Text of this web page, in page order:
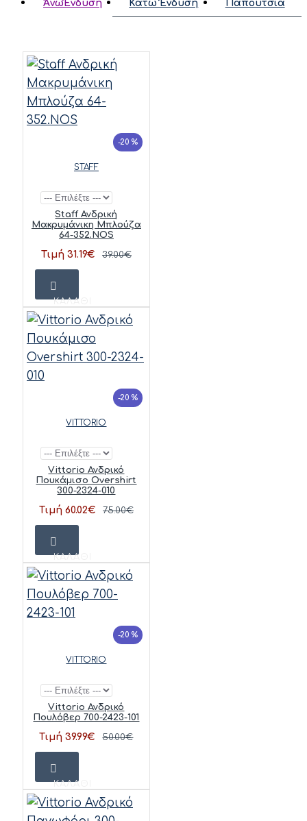
ΆνωΈνδυση Κάτω Ένδυση Παπούτσια
-20 %
STAFF
Staff Ανδρική
Μακρυμάνικη Μπλούζα
64-352.NOS
Τιμή 31.19€ 39.00€
ΚΑΛΆΘΙ
-20 %
VITTORIO
Vittorio Ανδρικό
Πουκάμισο Overshirt
300-2324-010
Τιμή 60.02€ 75.00€
ΚΑΛΆΘΙ
-20 %
VITTORIO
Vittorio Ανδρικό
Πουλόβερ 700-2423-101
Τιμή 39.99€ 50.00€
ΚΑΛΆΘΙ